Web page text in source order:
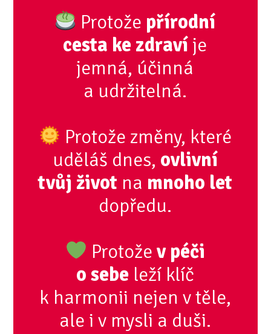
Protože přírodní
cesta ke zdraví je
jemná, účinná
a udržitelná.
Protože změny, které
uděláš dnes, ovlivní
tvůj život na mnoho let
dopředu.
Protože v péči
o sebeleží klíč
k harmonii nejen v těle,
ale i v mysli a duši.